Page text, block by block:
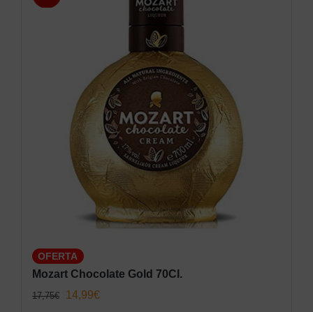
OFERTA
Mozart Chocolate Gold 70Cl.
17,75€
El
14,99€